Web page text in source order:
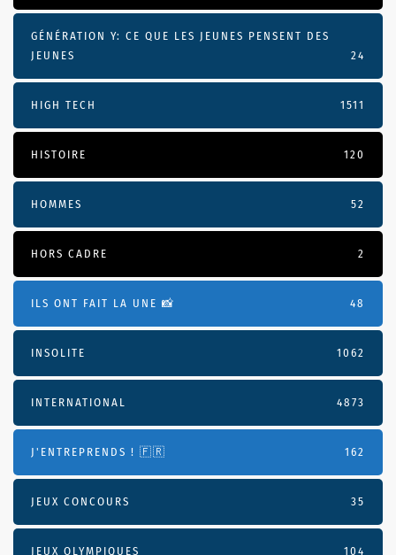
GÉNÉRATION Y: CE QUE LES JEUNES PENSENT DES
JEUNES
24
HIGH TECH 1511
HISTOIRE 120
HOMMES 52
HORS CADRE 2
ILS ONT FAIT LA UNE 📸 48
INSOLITE 1062
INTERNATIONAL 4873
J'ENTREPRENDS ! 🇫🇷 162
JEUX CONCOURS 35
JEUX OLYMPIQUES 104